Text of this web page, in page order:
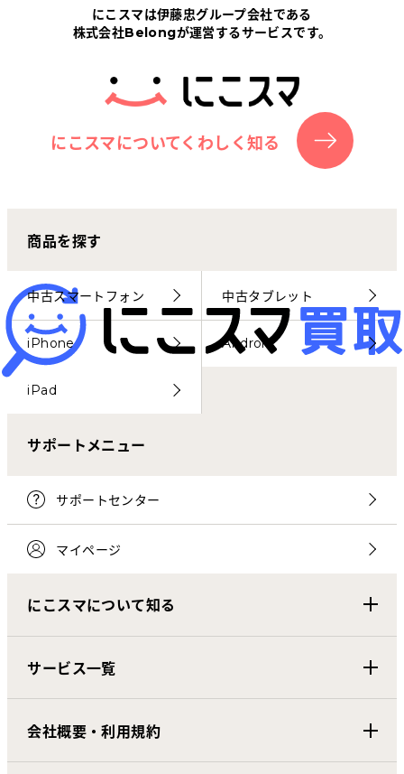
にこスマについて
サポートセンター
お客さまの声
にこスマ通信
マイページ
にこスマは伊藤忠グループ会社である
株式会社Belongが運営するサービスです。
にこスマについてくわしく知る
商品を探す
中古スマートフォン 中古タブレット
iPhone Android
iPad
サポートメニュー
サポートセンター
マイページ
にこスマについて知る
サービス一覧
会社概要・利用規約